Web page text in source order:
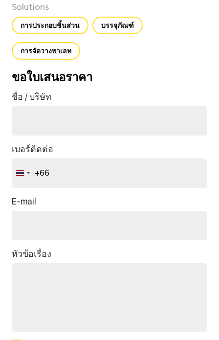
Solutions
การประกอบชิ้นส่วน บรรจุภัณฑ์
การจัดวางพาเลท
ขอใบเสนอราคา
ชื่อ / บริษัท
เบอร์ติดต่อ
Thailand
+66
E-mail
หัวข้อเรื่อง